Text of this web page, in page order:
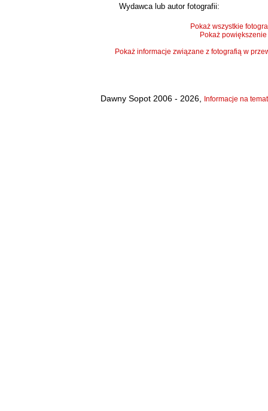
Wydawca lub autor fotografii:
Pokaż wszystkie
Pokaż powiększenie
Pokaż informacje związane z fotografią w
Dawny Sopot 2006 - 2026, Informacje na